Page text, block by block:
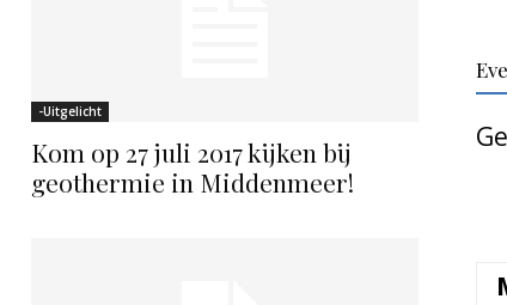
-Uitgelicht
Kom op 27 juli 2017 kijken bij
geothermie in Middenmeer!